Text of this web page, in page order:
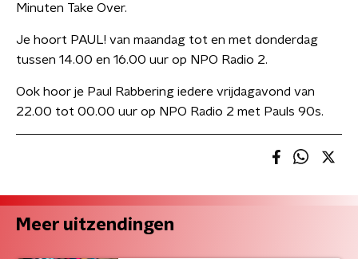
Minuten Take Over.
Je hoort PAUL! van maandag tot en met donderdag
tussen 14.00 en 16.00 uur op NPO Radio 2.
Ook hoor je Paul Rabbering iedere vrijdagavond van
22.00 tot 00.00 uur op NPO Radio 2 met Pauls 90s.
Meer uitzendingen